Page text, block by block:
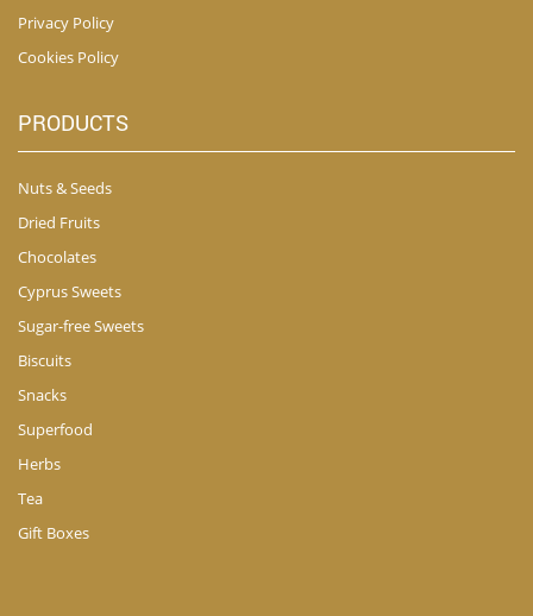
Privacy Policy
Cookies Policy
PRODUCTS
Nuts & Seeds
Dried Fruits
Chocolates
Cyprus Sweets
Sugar-free Sweets
Biscuits
Snacks
Superfood
Herbs
Tea
Gift Boxes